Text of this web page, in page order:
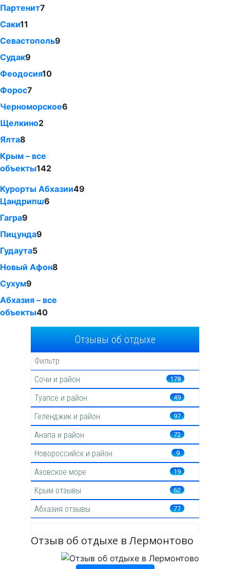
Партенит7
Саки11
Севастополь9
Судак9
Феодосия10
Форос7
Черноморское6
Щелкино2
Ялта8
Крым – все
объекты142
Курорты Абхазии49
Цандрипш6
Гагра9
Пицунда9
Гудаута5
Новый Афон8
Сухум9
Абхазия – все
объекты40
Отзывы об отдыхе
Сочи и район 178
Туапсе и район 49
Геленджик и район 97
Анапа и район 72
Новороссийск и район 9
Азовское море 19
Крым отзывы 62
Абхазия отзывы 77
Отзыв об отдыхе в Лермонтово